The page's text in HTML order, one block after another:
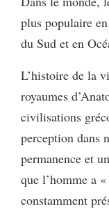
plus populaire
du Sud et en
L’histoire de la
royaumes
civilisations
perception dans
permanence et
que l’homme a
constamment